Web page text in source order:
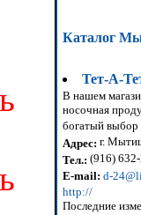
Каталог
Тет-А-
В нашем
носочная
богатый выбор
Адрес: г.
Тел.: (916)
E-mail: d-
http://
Последние